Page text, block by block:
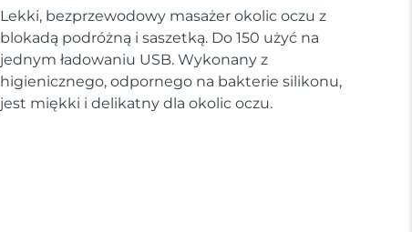
Lekki, bezprzewodowy masażer okolic oczu z
blokadą podróżną i saszetką. Do 150 użyć na
jednym ładowaniu USB. Wykonany z
higienicznego, odpornego na bakterie silikonu,
jest miękki i delikatny dla okolic oczu.